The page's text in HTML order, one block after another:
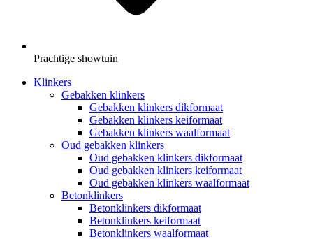
Prachtige showtuin
Klinkers
Gebakken klinkers
Gebakken klinkers dikformaat
Gebakken klinkers keiformaat
Gebakken klinkers waalformaat
Oud gebakken klinkers
Oud gebakken klinkers dikformaat
Oud gebakken klinkers keiformaat
Oud gebakken klinkers waalformaat
Betonklinkers
Betonklinkers dikformaat
Betonklinkers keiformaat
Betonklinkers waalformaat